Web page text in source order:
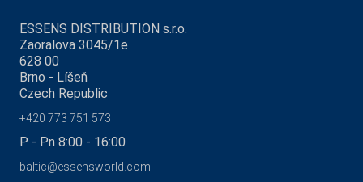
ESSENS DISTRIBUTION s.r.o.
Zaoralova 3045/1e
628 00
Brno - Líšeň
Czech Republic
+420 773 751 573
P - Pn 8:00 - 16:00
baltic@essensworld.com